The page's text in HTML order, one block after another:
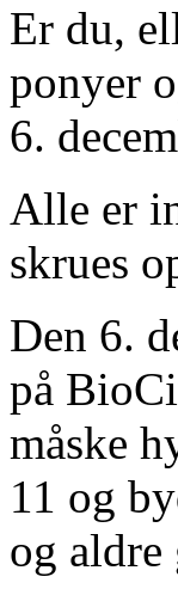
Er du,
ponyer
6.
Alle er
skrues
Den 6.
på
måske
11 og
og